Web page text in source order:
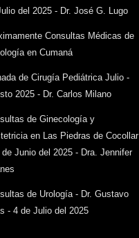
del 2025 - Dr. José G. Lugo
Consultas Médicas de
en Cumaná
de Cirugía Pediátrica Julio -
2025 - Dr. Carlos Milano
de Ginecología y
en Las Piedras de Cocollar
de Junio del 2025 - Dra. Jennifer
de Urología - Dr. Gustavo
- 4 de Julio del 2025